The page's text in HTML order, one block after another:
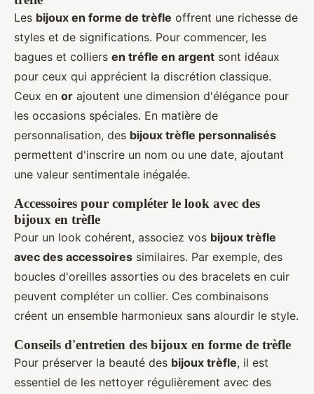
Les bijoux en forme de trèfle offrent une richesse de
styles et de significations. Pour commencer, les
bagues et colliers en tréfle en argent sont idéaux
pour ceux qui apprécient la discrétion classique.
Ceux en or ajoutent une dimension d'élégance pour
les occasions spéciales. En matière de
personnalisation, des bijoux trèfle personnalisés
permettent d'inscrire un nom ou une date, ajoutant
une valeur sentimentale inégalée.
Accessoires pour compléter le look avec des
bijoux en trèfle
Pour un look cohérent, associez vos bijoux trèfle
avec des accessoires similaires. Par exemple, des
boucles d'oreilles assorties ou des bracelets en cuir
peuvent compléter un collier. Ces combinaisons
créent un ensemble harmonieux sans alourdir le style.
Conseils d'entretien des bijoux en forme de trèfle
Pour préserver la beauté des bijoux trèfle, il est
essentiel de les nettoyer régulièrement avec des